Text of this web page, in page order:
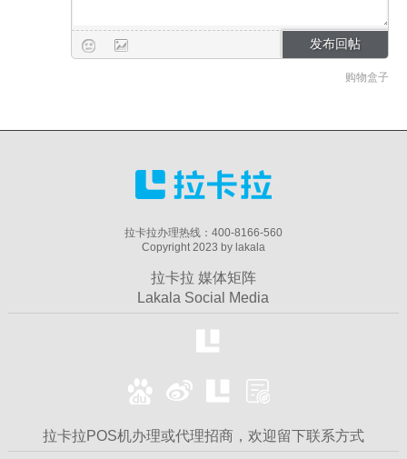
购物盒子
拉卡拉办理热线：400-8166-560
Copyright 2023 by lakala
拉卡拉 媒体矩阵
Lakala Social Media
拉卡拉POS机办理或代理招商，欢迎留下联系方式